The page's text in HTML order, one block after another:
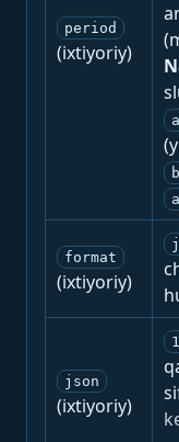
period
(ixtiyoriy)
format
(ixtiyoriy)
json
(ixtiyoriy)
1